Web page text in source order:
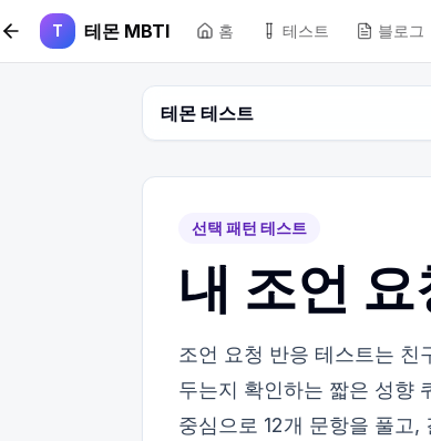
본문 바로가기
T 테몬 MBTI 홈 테스트 블로그
테몬 테스트
선택 패턴 테스트
내 조언
조언 요청 반응 테스트는 친
두는지 확인하는 짧은 성향
중심으로 12개 문항을 풀고,